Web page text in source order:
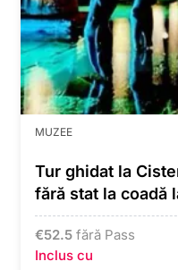
MUZEE
Tur ghidat la
fără stat la coadă
€52.5 fără Pass
Inclus cu